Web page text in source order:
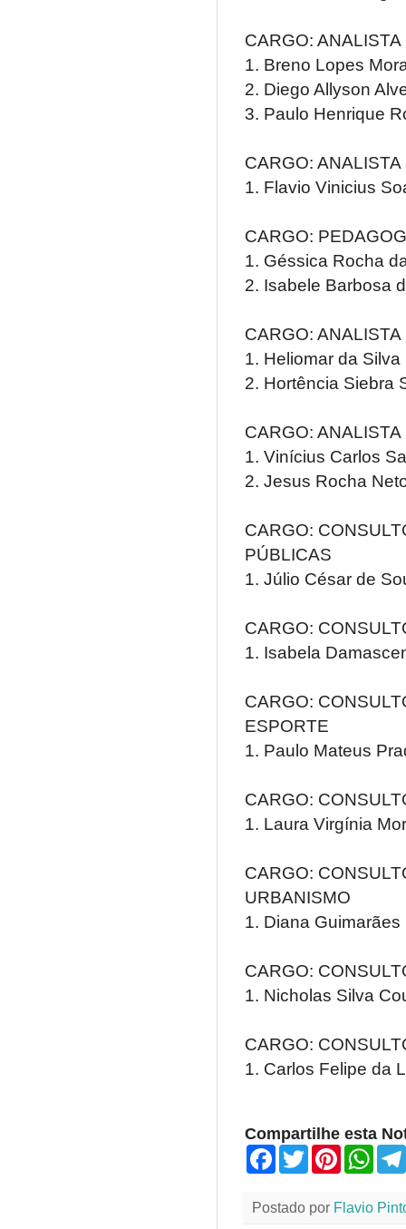
CARGO:
1. Breno Lopes
2. Diego Allyson
3. Paulo Henrique
CARGO:
1. Flavio Vinicius
CARGO:
1. Géssica Rocha
2. Isabele Barbosa
CARGO:
1. Heliomar da
2. Hortência Siebra
CARGO:
1. Vinícius Carlos
2. Jesus Rocha
CARGO:
PÚBLICAS
1. Júlio César de
CARGO:
1. Isabela
CARGO:
ESPORTE
1. Paulo Mateus
CARGO:
1. Laura Virgínia
CARGO:
URBANISMO
1. Diana
CARGO:
1. Nicholas Silva
CARGO:
1. Carlos Felipe da
Compartilhe esta
F
b
T
w
P
e
W
Postado por Flavio